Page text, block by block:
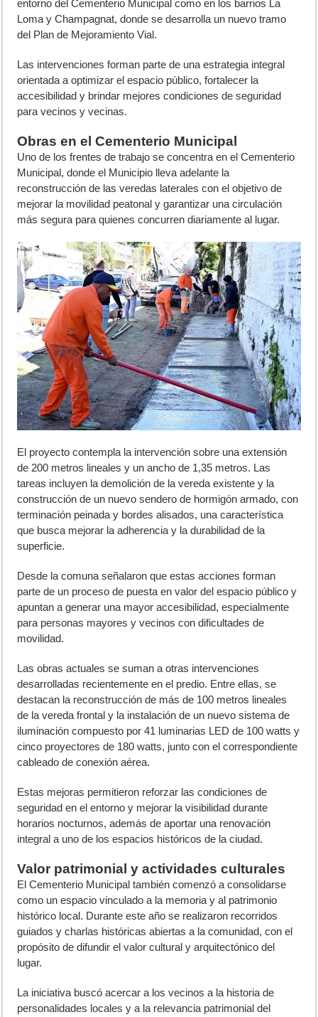
entorno del Cementerio Municipal como en los barrios La
Loma y Champagnat, donde se desarrolla un nuevo tramo
del Plan de Mejoramiento Vial.
Las intervenciones forman parte de una estrategia integral
orientada a optimizar el espacio público, fortalecer la
accesibilidad y brindar mejores condiciones de seguridad
para vecinos y vecinas.
Obras en el Cementerio Municipal
Uno de los frentes de trabajo se concentra en el Cementerio
Municipal, donde el Municipio lleva adelante la
reconstrucción de las veredas laterales con el objetivo de
mejorar la movilidad peatonal y garantizar una circulación
más segura para quienes concurren diariamente al lugar.
El proyecto contempla la intervención sobre una extensión
de 200 metros lineales y un ancho de 1,35 metros. Las
tareas incluyen la demolición de la vereda existente y la
construcción de un nuevo sendero de hormigón armado, con
terminación peinada y bordes alisados, una característica
que busca mejorar la adherencia y la durabilidad de la
superficie.
Desde la comuna señalaron que estas acciones forman
parte de un proceso de puesta en valor del espacio público y
apuntan a generar una mayor accesibilidad, especialmente
para personas mayores y vecinos con dificultades de
movilidad.
Las obras actuales se suman a otras intervenciones
desarrolladas recientemente en el predio. Entre ellas, se
destacan la reconstrucción de más de 100 metros lineales
de la vereda frontal y la instalación de un nuevo sistema de
iluminación compuesto por 41 luminarias LED de 100 watts y
cinco proyectores de 180 watts, junto con el correspondiente
cableado de conexión aérea.
Estas mejoras permitieron reforzar las condiciones de
seguridad en el entorno y mejorar la visibilidad durante
horarios nocturnos, además de aportar una renovación
integral a uno de los espacios históricos de la ciudad.
Valor patrimonial y actividades culturales
El Cementerio Municipal también comenzó a consolidarse
como un espacio vinculado a la memoria y al patrimonio
histórico local. Durante este año se realizaron recorridos
guiados y charlas históricas abiertas a la comunidad, con el
propósito de difundir el valor cultural y arquitectónico del
lugar.
La iniciativa buscó acercar a los vecinos a la historia de
personalidades locales y a la relevancia patrimonial del